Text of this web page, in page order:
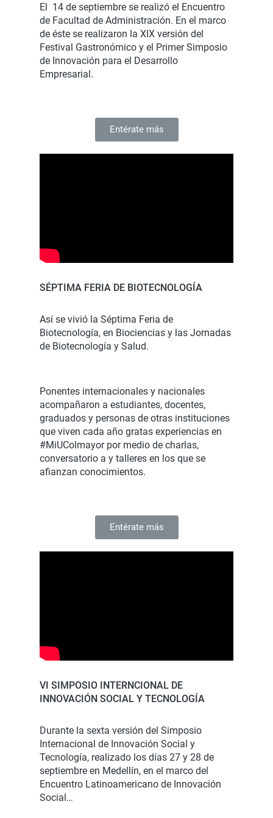
El 14 de septiembre se realizó el Encuentro
de Facultad de Administración. En el marco
de éste se realizaron la XIX versión del
Festival Gastronómico y el Primer Simposio
de Innovación para el Desarrollo
Empresarial.
Entérate más
SÉPTIMA FERIA DE BIOTECNOLOGÍA
Así se vivió la Séptima Feria de
Biotecnología, en Biociencias y las Jornadas
de Biotecnología y Salud.
Ponentes internacionales y nacionales
acompañaron a estudiantes, docentes,
graduados y personas de otras instituciones
que viven cada año gratas experiencias en
#MiUColmayor por medio de charlas,
conversatorio a y talleres en los que se
afianzan conocimientos.
Entérate más
VI SIMPOSIO INTERNCIONAL DE
INNOVACIÓN SOCIAL Y TECNOLOGÍA
Durante la sexta versión del Simposio
Internacional de Innovación Social y
Tecnología, realizado los días 27 y 28 de
septiembre en Medellín, en el marco del
Encuentro Latinoamericano de Innovación
Social…